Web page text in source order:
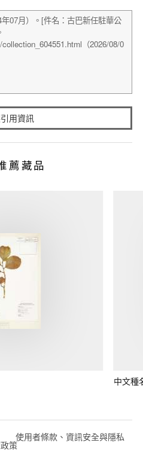
用資訊
薦藏品
中文種
使用者條款、資訊安全與隱私
策